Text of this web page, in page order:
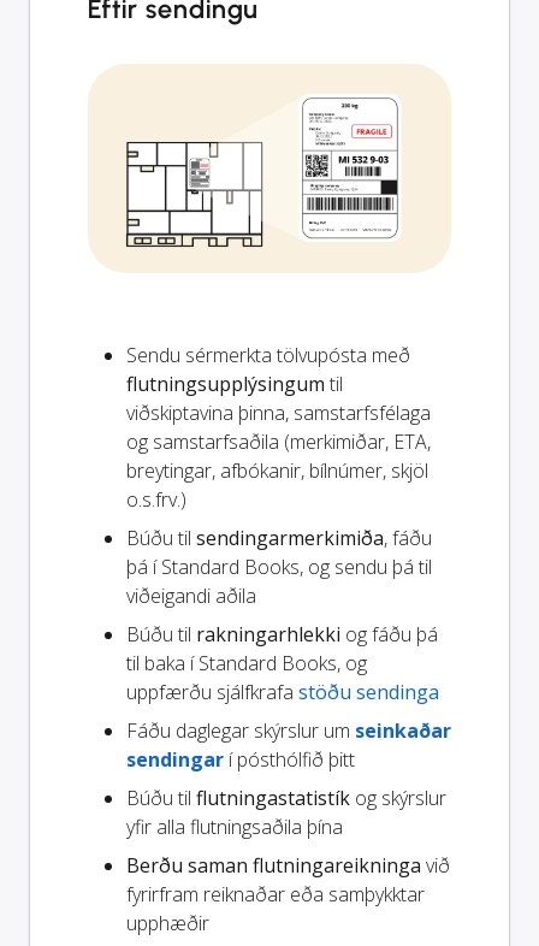
Eftir sendingu
Sendu sérmerkta tölvupósta með
flutningsupplýsingum til
viðskiptavina þinna, samstarfsfélaga
og samstarfsaðila (merkimiðar, ETA,
breytingar, afbókanir, bílnúmer, skjöl
o.s.frv.)
Búðu til sendingarmerkimiða, fáðu
þá í Standard Books, og sendu þá til
viðeigandi aðila
Búðu til rakningarhlekki og fáðu þá
til baka í Standard Books, og
uppfærðu sjálfkrafa stöðu sendinga
Fáðu daglegar skýrslur um seinkaðar
sendingar í pósthólfið þitt
Búðu til flutningastatistík og skýrslur
yfir alla flutningsaðila þína
Berðu saman flutningareikninga við
fyrirfram reiknaðar eða samþykktar
upphæðir